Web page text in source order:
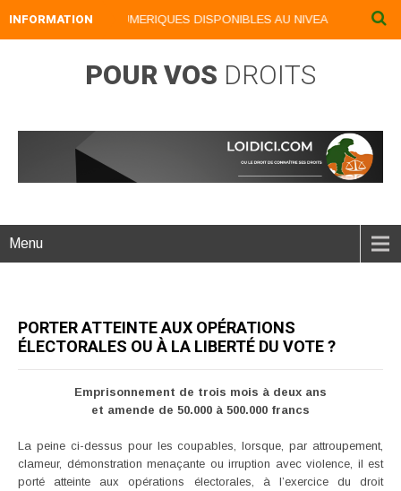
INFORMATION
NOS LIVRES NUMERIQUES DISPONIBLES AU NIVEAU DU MENU
POUR VOS DROITS
Menu
PORTER ATTEINTE AUX OPÉRATIONS
ÉLECTORALES OU À LA LIBERTÉ DU VOTE ?
Emprisonnement de trois mois à deux ans
et amende de 50.000 à 500.000 francs
La peine ci-dessus pour les coupables, lorsque, par attroupement,
clameur, démonstration menaçante ou irruption avec violence, il est
porté atteinte aux opérations électorales, à l’exercice du droit